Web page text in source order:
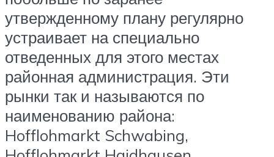
утвержденному плану регулярно
устраивает на специально
отведенных для этого местах
районная администрация. Эти
рынки так и называются по
наименованию района:
Hofflohmarkt Schwabing,